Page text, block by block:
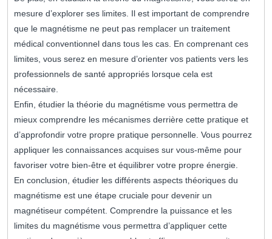
mesure d’explorer ses limites. Il est important de comprendre
que le magnétisme ne peut pas remplacer un traitement
médical conventionnel dans tous les cas. En comprenant ces
limites, vous serez en mesure d’orienter vos patients vers les
professionnels de santé appropriés lorsque cela est
nécessaire.
Enfin, étudier la théorie du magnétisme vous permettra de
mieux comprendre les mécanismes derrière cette pratique et
d’approfondir votre propre pratique personnelle. Vous pourrez
appliquer les connaissances acquises sur vous-même pour
favoriser votre bien-être et équilibrer votre propre énergie.
En conclusion, étudier les différents aspects théoriques du
magnétisme est une étape cruciale pour devenir un
magnétiseur compétent. Comprendre la puissance et les
limites du magnétisme vous permettra d’appliquer cette